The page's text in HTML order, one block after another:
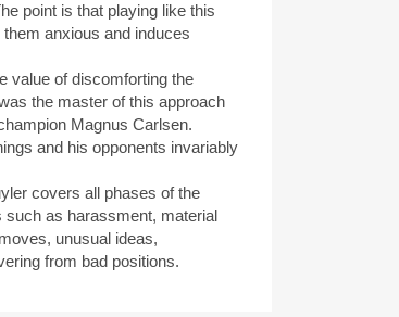
point is that playing like this
anxious and induces
value of discomforting the
the master of this approach
Magnus Carlsen.
and his opponents invariably
covers all phases of the
as harassment, material
unusual ideas,
from bad positions.